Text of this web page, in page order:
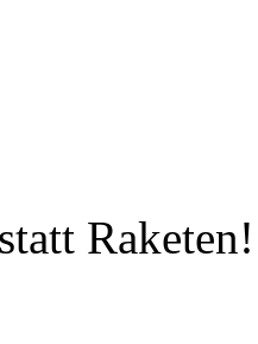
Raketen!